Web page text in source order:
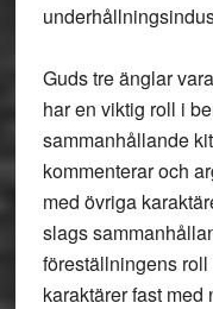
Guds tre änglar
har en viktig roll i
sammanhållande
kommenterar och
med övriga
slags
föreställningens
karaktärer fast